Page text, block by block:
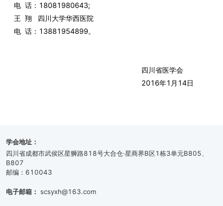
电 话：18081980643;
王 翔 四川大学华西医院
电 话：13881954899。
四川省医学会
2016年1月14日
学会地址：
四川省成都市武侯区星狮路818号大合仓·星商界B区1栋3单元B805、
B807
邮编：610043
电子邮箱： scsyxh@163.com